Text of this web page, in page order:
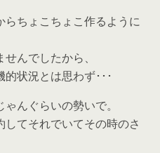
ちょこちょこ作るように
んでしたから、
状況とは思わず･･･
んぐらいの勢いで。
てそれでいてその時のさ